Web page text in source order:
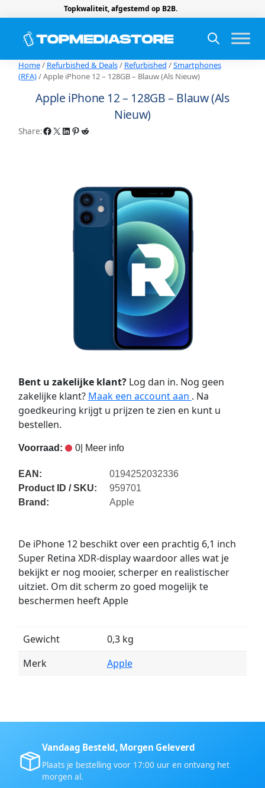
Topkwaliteit, afgestemd op B2B.
Home/ Refurbished & Deals/ Refurbished /Smartphones
(RFA)/ Apple iPhone 12 – 128GB – Blauw (Als Nieuw)
Apple iPhone 12 – 128GB – Blauw (Als
Nieuw)
Share:Facebook X LinkedIn Pinterest Reddit
Bent u zakelijke klant?Log dan in. Nog geen
zakelijke klant? Maak een account aan . Na
goedkeuring krijgt u prijzen te zien en kunt u
bestellen.
Voorraad: 0| Meer info
EAN:
0194252032336
Product ID / SKU:
959701
Brand:
Apple
De iPhone 12 beschikt over een prachtig 6,1 inch
Super Retina XDR-display waardoor alles wat je
bekijkt er nog mooier, scherper en realistischer
uitziet. Om dit scherm zo goed mogelijk te
beschermen heeft Apple
Gewicht
0,3 kg
Merk
Apple
Vandaag Besteld, Morgen Geleverd
Plaats je bestelling voor 17:00 uur en ontvang het
morgen al.